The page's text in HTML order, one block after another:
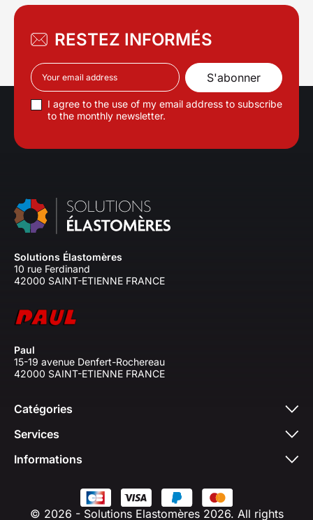
RESTEZ INFORMÉS
I agree to the use of my email address to subscribe
to the monthly newsletter.
Solutions Élastomères
10 rue Ferdinand
42000 SAINT-ETIENNE FRANCE
Paul
15-19 avenue Denfert-Rochereau
42000 SAINT-ETIENNE FRANCE
Catégories
Services
Informations
© 2026 - Solutions Elastomères 2026. All rights